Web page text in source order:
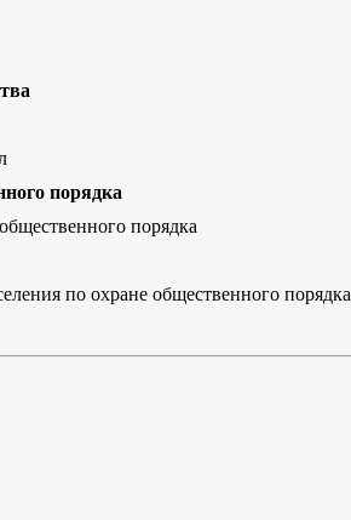
порядка
порядка
по охране общественного порядка